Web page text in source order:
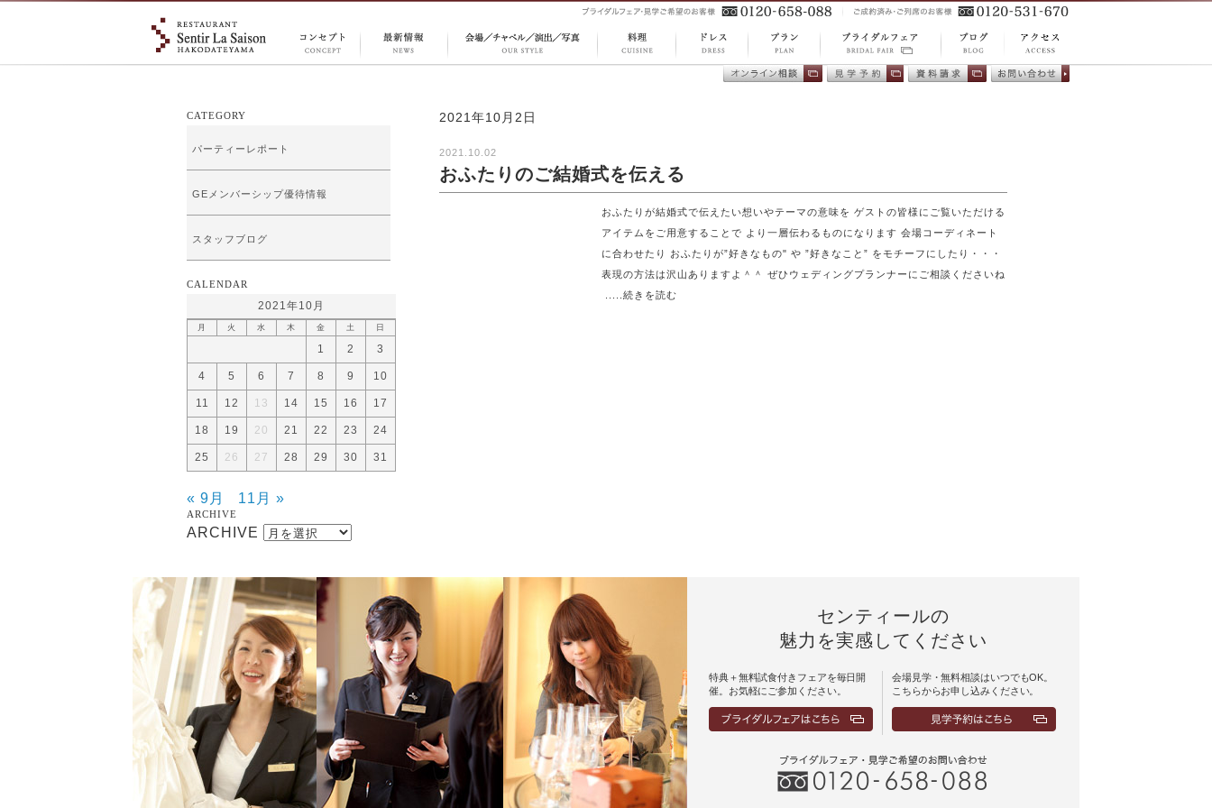
写真
DRESS
PLAN プ
BRIDAL FAIR ブBLOG ACCESS
アクセス
CATEGORY
パーティーレポート
GEメンバーシップ優待情報
スタッフブログ
CALENDAR
2021年10月
月 火 水 木 金 土 日
1 2 3
4 5 6 7 8 9 10
11 12 13 14 15 16 17
18 19 20 21 22 23 24
25 26 27 28 29 30 31
« 9月 11月 »
ARCHIVE
ARCHIVE
2021年10月2日
2021.10.02
おふたりのご結婚式を伝える
おふたりが結婚式で伝えたい想いやテーマの意味を ゲストの皆様にご覧いただける
アイテムをご用意することで より一層伝わるものになります 会場コーディネート
に合わせたり おふたりが”好きなもの" や ”好きなこと” をモチーフにしたり・・・
表現の方法は沢山ありますよ＾＾ ぜひウェディングプランナーにご相談くださいね
.....続きを読む
センティールの
魅力を実感してください
特典＋無料試食付きフェアを毎日開
催。お気軽にご参加ください。
会場見学・無料相談はいつでもOK。
こちらからお申し込みください。